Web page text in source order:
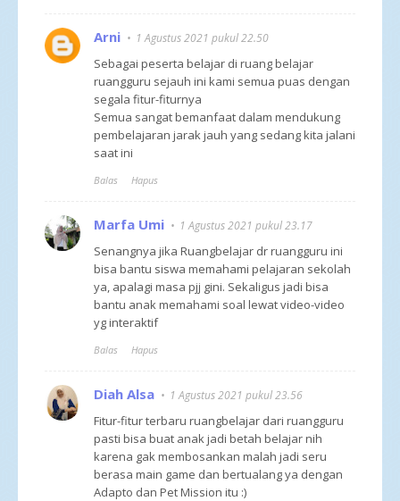
Arni 1 Agustus 2021 pukul 22.50
Sebagai peserta belajar di ruang belajar
ruangguru sejauh ini kami semua puas dengan
segala fitur-fiturnya
Semua sangat bemanfaat dalam mendukung
pembelajaran jarak jauh yang sedang kita jalani
saat ini
Balas Hapus
Marfa Umi 1 Agustus 2021 pukul 23.17
Senangnya jika Ruangbelajar dr ruangguru ini
bisa bantu siswa memahami pelajaran sekolah
ya, apalagi masa pjj gini. Sekaligus jadi bisa
bantu anak memahami soal lewat video-video
yg interaktif
Balas Hapus
Diah Alsa 1 Agustus 2021 pukul 23.56
Fitur-fitur terbaru ruangbelajar dari ruangguru
pasti bisa buat anak jadi betah belajar nih
karena gak membosankan malah jadi seru
berasa main game dan bertualang ya dengan
Adapto dan Pet Mission itu :)